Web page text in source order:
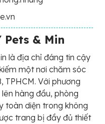
Pets & Min
là địa chỉ đáng tin cậy
một nơi chăm sóc
TPHCM. Với phương
hàng đầu, phòng
toàn diện trong không
trang bị đầy đủ thiết